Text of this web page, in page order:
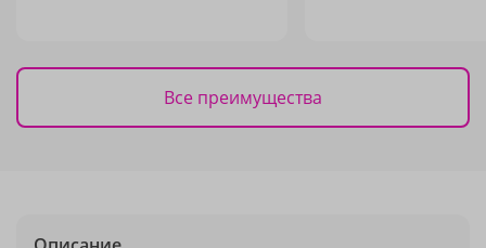
Все преимущества